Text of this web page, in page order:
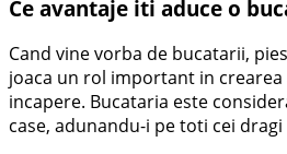
Ce avantaje iti aduce o
Cand vine vorba de bucatarii,
joaca un rol important in
incapere. Bucataria este
case, adunandu-i pe toti cei dragi